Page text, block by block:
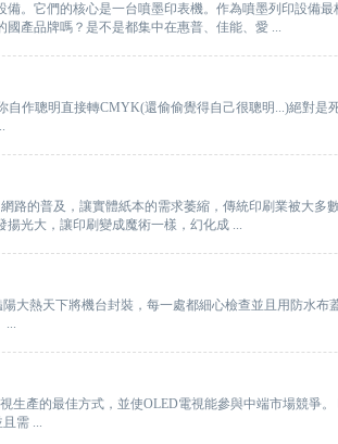
。它們的核心是一台噴墨印表機。作為噴墨列印設備
產品牌嗎？是不是都集中在惠普、佳能、愛 ...
作聰明直接轉CMYK(還偷偷覺得自己很聰明...)絕對是
路的普及，讓實體紙本的需求萎縮，傳統印刷業被大多
光大，讓印刷變成魔術一樣，幻化成 ...
大熱天下將機台封裝，每一處都細心檢查並且用防水布
...
產的最佳方式，並使OLED電視能參與中端市場競爭
需 ...